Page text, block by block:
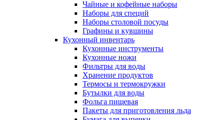
Чайные и кофейные наборы
Наборы для специй
Наборы столовой посуды
Графины и кувшины
Кухонный инвентарь
Кухонные инструменты
Кухонные ножи
Фильтры для воды
Хранение продуктов
Термосы и термокружки
Бутылки для воды
Фольга пищевая
Пакеты для приготовления льда